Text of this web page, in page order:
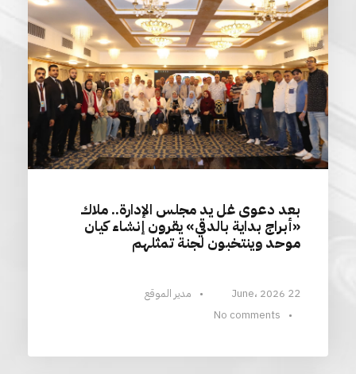
بعد دعوى غل يد مجلس الإدارة.. ملاك
«أبراج بداية بالدقي» يقرون إنشاء كيان
موحد وينتخبون لجنة تمثلهم
22 June، 2026 •
مدير الموقع
•
No comments